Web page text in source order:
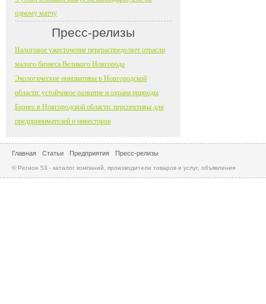
одному матчу
Пресс-релизы
Налоговое ужесточение перераспределяет отрасли
малого бизнеса Великого Новгорода
Экологические инициативы в Новгородской
области: устойчивое развитие и охрана природы
Бизнес в Новгородской области: перспективы для
предпринимателей и инвесторов
Главная Статьи Предприятия Пресс-релизы
© Регион 53 - каталог компаний, производители товаров и услуг, объявления